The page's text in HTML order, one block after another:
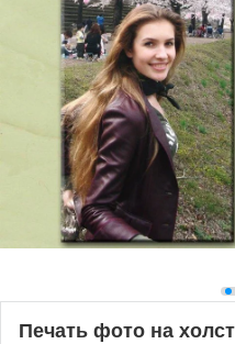
Печать фото на